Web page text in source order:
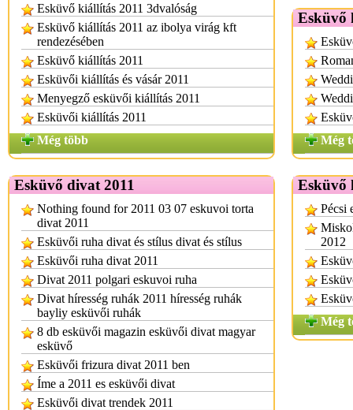
Esküvő kiállítás 2011 3dvalóság
Esküvő kiállítás 2011 az ibolya virág kft
rendezésében
Esküvő kiállítás 2011
Esküvői kiállítás és vásár 2011
Menyegző esküvői kiállítás 2011
Esküvői kiállítás 2011
Még több
Esküvő divat 2011
Nothing found for 2011 03 07 eskuvoi torta
divat 2011
Esküvői ruha divat és stílus divat és stílus
Esküvői ruha divat 2011
Divat 2011 polgari eskuvoi ruha
Divat híresség ruhák 2011 híresség ruhák
bayliy esküvői ruhák
8 db esküvői magazin esküvői divat magyar
esküvő
Esküvői frizura divat 2011 ben
Íme a 2011 es esküvői divat
Esküvői divat trendek 2011
Esküvő
Még
Esküvő
Pécsi
2012
Még